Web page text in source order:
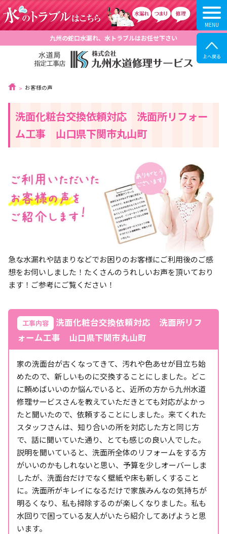
九州の蛇口水漏れ、水トラブルはお任せ下さい
お客様の声
洗面化粧台交換依頼対応 洗面所リフォー
ム工事 山口県下関市丸山町
急な水漏れや詰まりなどでお困りのお客様にご利用後のご感
想をお伺いしました！たくさんのうれしいお声を頂いており
ます！ご参考にご覧ください！
工事内容
洗面化粧台交換依頼対応 洗面所リフ
ォーム工事 山口県下関市丸山町
家の洗面台が古くなってきて、汚れや色あせが目立ち始
めたので、新しいものに交換することにしました。どこ
に頼めばいいのか悩んでいると、近所の方から九州水道
修理サービスさんを教えていただきとても対応がよかっ
たと聞いたので、依頼することにしました。来てくれた
スタッフさんは、知り合いの所を対応した方と同じ方
で、話に聞いていた通り、とても感じの良い人でした。
説明を聞いていると、洗面所全体のリフォームをする方
がいいのかもしれないと思い、予算を少しオーバーしま
したが、洗面台だけでなく壁紙や床も新しくすること
に。洗面所がキレイになるだけで家族みんなの気持ちが
明るくなり、私も掃除するのが楽しくなりました。私も
水回りで困っている友人がいたら紹介してあげようと思
います。